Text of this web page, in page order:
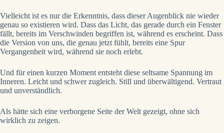
Vielleicht ist es nur die Erkenntnis, dass dieser Augenblick nie wieder
genau so existieren wird. Dass das Licht, das gerade durch ein Fenster
fällt, bereits im Verschwinden begriffen ist, während es erscheint. Dass
die Version von uns, die genau jetzt fühlt, bereits eine Spur
Vergangenheit wird, während sie noch erlebt.
Und für einen kurzen Moment entsteht diese seltsame Spannung im
Inneren. Leicht und schwer zugleich. Still und überwältigend. Vertraut
und unverständlich.
Als hätte sich eine verborgene Seite der Welt gezeigt, ohne sich
wirklich zu zeigen.